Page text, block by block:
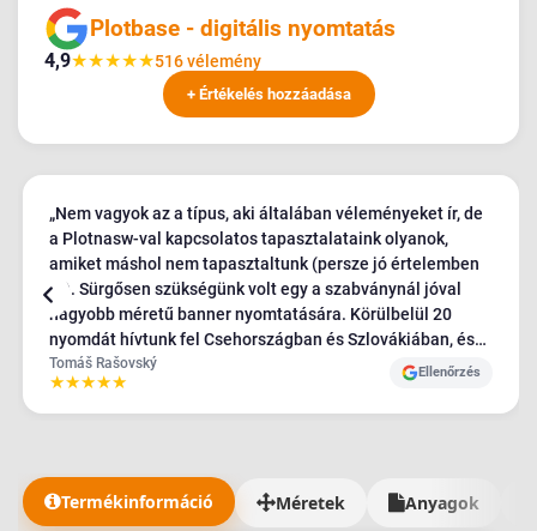
Plotbase - digitális nyomtatás
4,9★★★★★516 vélemény
+ Értékelés hozzáadása
„Nem vagyok az a típus, aki általában véleményeket ír, de
a Plotnasw-val kapcsolatos tapasztalataink olyanok,
amiket máshol nem tapasztaltunk (persze jó értelemben
:D). Sürgősen szükségünk volt egy a szabványnál jóval
nagyobb méretű banner nyomtatására. Körülbelül 20
nyomdát hívtunk fel Csehországban és Szlovákiában, és
az egyetlen, aki beleegyezett a követelményeinkbe, a
Plotbase volt - nagyon pozitív hozzáállással, a többiek
viszonylag kellemetlenek és vonakodóak voltak. A
csodálatos ügyfélszolgálatot - rengeteg kérésünk volt, és
az anyagok kiszállítása sokkal tovább tartott, mint kellett
Tomáš Rašovský
★★★★★ Ellenőrzés
Termékinformáció Méretek Anyagok